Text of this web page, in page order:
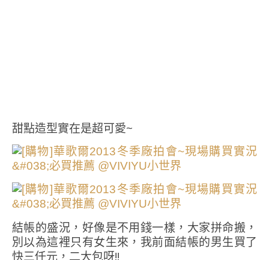
甜點造型實在是超可愛~
結帳的盛況，好像是不用錢一樣，大家拼命搬，
別以為這裡只有女生來，我前面結帳的男生買了
快三仟元，二大包呀!!